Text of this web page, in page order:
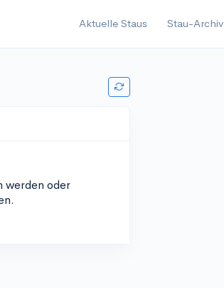
Aktuelle Staus Stau-Archiv
werden oder